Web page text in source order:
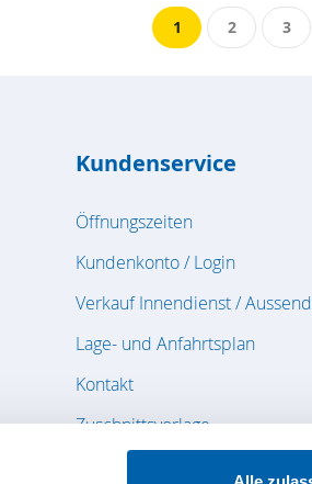
SeiteSie lesen gerade
1
Seite
2
Seite
3
Kundenservice
Öffnungszeiten
Kundenkonto / Login
Verkauf Innendienst /
Lage- und Anfahrtsplan
Kontakt
Zuschnittsvorlage